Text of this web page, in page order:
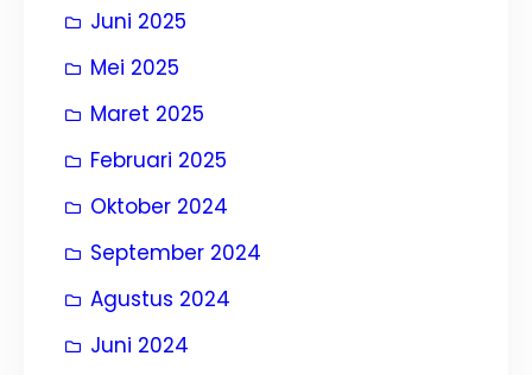
Juni 2025
Mei 2025
Maret 2025
Februari 2025
Oktober 2024
September 2024
Agustus 2024
Juni 2024